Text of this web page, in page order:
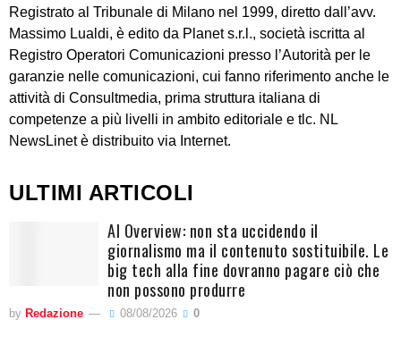
Registrato al Tribunale di Milano nel 1999, diretto dall’avv.
Massimo Lualdi, è edito da Planet s.r.l., società iscritta al
Registro Operatori Comunicazioni presso l’Autorità per le
garanzie nelle comunicazioni, cui fanno riferimento anche le
attività di Consultmedia, prima struttura italiana di
competenze a più livelli in ambito editoriale e tlc. NL
NewsLinet è distribuito via Internet.
ULTIMI ARTICOLI
AI Overview: non sta uccidendo il
giornalismo ma il contenuto sostituibile. Le
big tech alla fine dovranno pagare ciò che
non possono produrre
by Redazione 08/08/2026 0